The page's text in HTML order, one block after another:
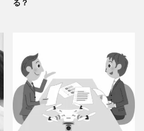
る？